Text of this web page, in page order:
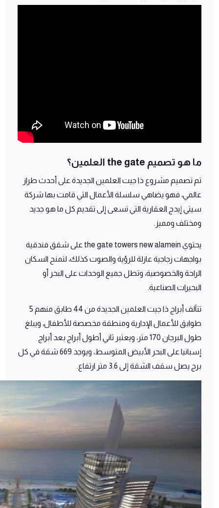
ما هو تصميم the gate العلمين؟
تم تصميم مشروع ذا جيت العلمين الجديدة على أحدث طراز
عالمي، فهو يضاهي سلسلة الأعمال التي قامت بها شركة
سيتي إيدج العقارية التي تسعى إلى تقديم كل ما هو جديد
ومختلف ومميز.
يحتوي the gate towers new alamein على شقق فندقية
بواجهات زجاجية عازلة للرؤية والصوت كذلك، لتمنح السكان
الراحة والخصوصية، وتطل جميع الوحدات على البحر أو
البحيرات الصناعية.
تتآلف أبراج ذا جيت العلمين الجديدة من 44 طابق منهم 5
طوابق للأعمال الإدارية ومنطقة مخصصة للأطفال، ويبلغ
طول البرجان 170 متر، ويعتبر ثاني أطول أبراج بعد أبراج
إسبانيا على البحر الأبيض المتوسط، ويوجد 669 شقة في كل
برج يصل سقف الشقة إلى 3.6 متر ارتفاع.